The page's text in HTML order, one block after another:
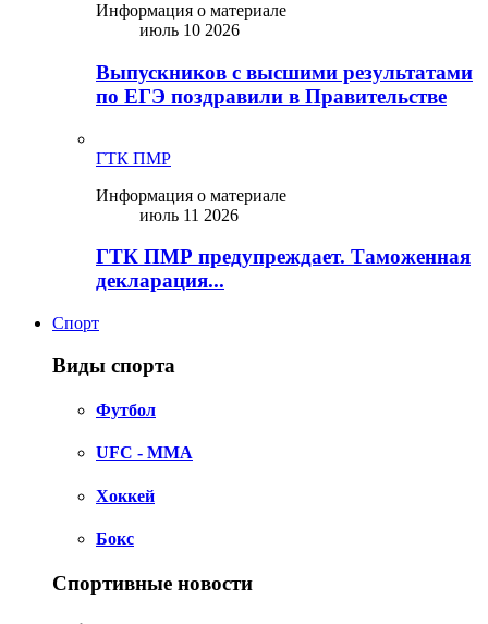
Информация о материале
июль 10 2026
Выпускников с высшими результатами
по ЕГЭ поздравили в Правительстве
ГТК ПМР
Информация о материале
июль 11 2026
ГТК ПМР предупреждает. Таможенная
декларация...
Спорт
Виды спорта
Футбол
UFC - MMA
Хоккей
Бокс
Спортивные новости